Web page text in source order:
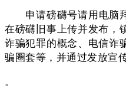
申请磅礴号请用电脑拜
在磅礴旧事上传并发布，
诈骗犯罪的概念、电信诈
骗圈套等，并通过发放宣
。